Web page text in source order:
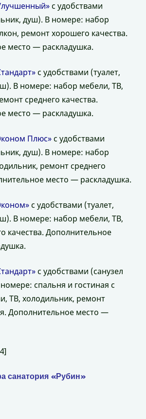
с удобствами
душ). В номере: набор
ремонт хорошего качества.
место — раскладушка.
с удобствами (туалет,
В номере: набор мебели, ТВ,
среднего качества.
место — раскладушка.
Плюс»с удобствами
душ). В номере: набор
ремонт среднего
место — раскладушка.
с удобствами (туалет,
В номере: набор мебели, ТВ,
качества. Дополнительное
с удобствами (санузел
спальня и гостиная с
ТВ, холодильник, ремонт
Дополнительное место —
санатория «Рубин»